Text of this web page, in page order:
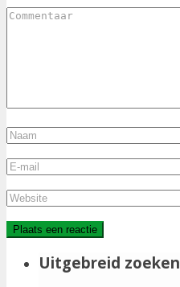
Uitgebreid zoeken